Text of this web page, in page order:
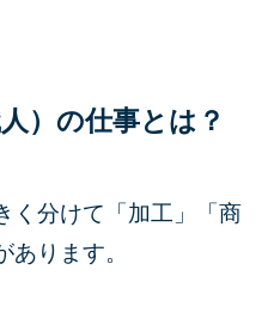
）の仕事とは？
く分けて「加工」「商
ります。